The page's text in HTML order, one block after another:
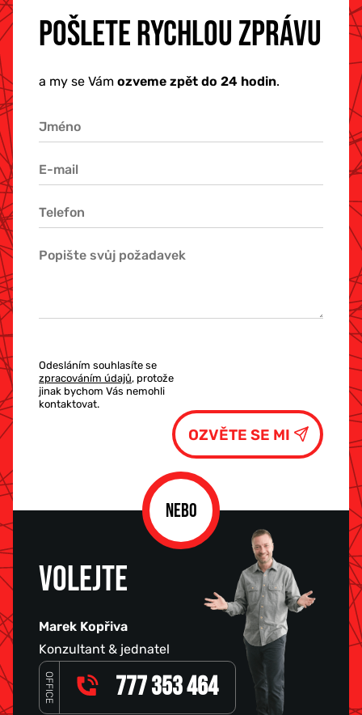
POŠLETE RYCHLOU ZPRÁVU
a my se Vám ozveme zpět do 24 hodin.
Odesláním souhlasíte se
zpracováním údajů, protože
jinak bychom Vás nemohli
kontaktovat.
NEBO
VOLEJTE
Marek Kopřiva
Konzultant & jednatel
OFFICE 777 353 464